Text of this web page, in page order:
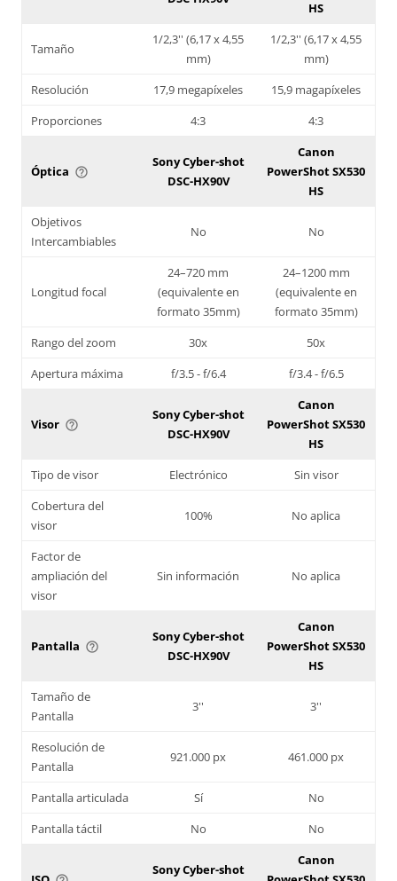
HS
Tamaño
1/2,3'' (6,17 x 4,55
mm)
1/2,3'' (6,17 x 4,55
mm)
Resolución
17,9 megapíxeles
15,9 magapíxeles
Proporciones
4:3 4:3
Óptica help_outline
Sony Cyber-shot
DSC-HX90V
Canon
PowerShot SX530
HS
Objetivos
Intercambiables
No No
Longitud focal
24–720 mm
(equivalente en
formato 35mm)
24–1200 mm
(equivalente en
formato 35mm)
Rango del zoom
30x
50x
Apertura máxima
f/3.5 - f/6.4 f/3.4 - f/6.5
Visor help_outline
Sony Cyber-shot
DSC-HX90V
Canon
PowerShot SX530
HS
Tipo de visor
Electrónico
Sin visor
Cobertura del
visor
100% No aplica
Factor de
ampliación del
visor
Sin información No aplica
Pantalla help_outline
Sony Cyber-shot
DSC-HX90V
Canon
PowerShot SX530
HS
Tamaño de
Pantalla
3'' 3''
Resolución de
Pantalla
921.000 px 461.000 px
Pantalla articulada Sí
No
Pantalla táctil
No No
Sony Cyber-shot
Canon